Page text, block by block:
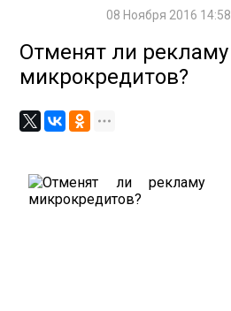
08 Ноября 2016 14:58
Отменят ли рекламу
микрокредитов?